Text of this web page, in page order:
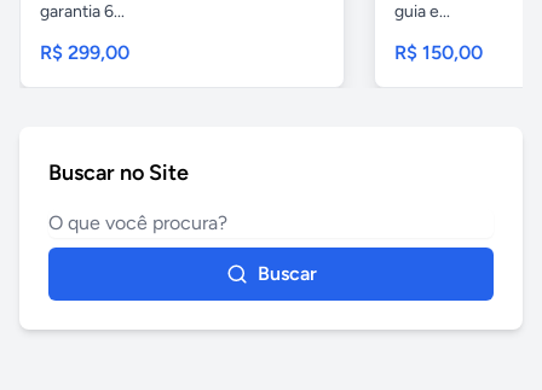
garantia 6...
R$ 299,00
guia e...
R$ 150,00
Buscar no Site
Buscar